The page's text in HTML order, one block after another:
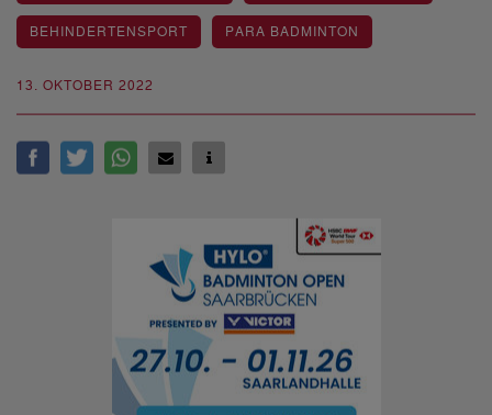
13. OKTOBER 2022
BEHINDERTENSPORT PARA BADMINTON